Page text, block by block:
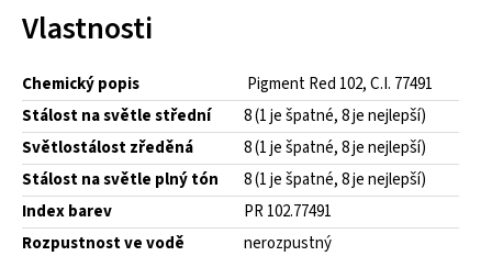
Vlastnosti
Chemický popis
Pigment Red 102, C.I. 77491
Stálost na světle střední
8 (1 je špatné, 8 je nejlepší)
Světlostálost zředěná
8 (1 je špatné, 8 je nejlepší)
Stálost na světle plný tón
8 (1 je špatné, 8 je nejlepší)
Index barev
PR 102.77491
Rozpustnost ve vodě
nerozpustný